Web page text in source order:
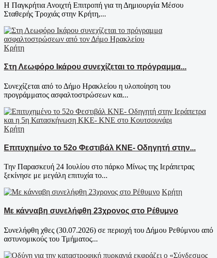
Η Παγκρήτια Ανοιχτή Επιτροπή για τη Δημιουργία Μέσου
Σταθερής Τροχιάς στην Κρήτη,...
Κρήτη
Στη Λεωφόρο Ικάρου συνεχίζεται το πρόγραμμα...
Συνεχίζεται από το Δήμο Ηρακλείου η υλοποίηση του
προγράμματος ασφαλτοστρώσεων και...
Κρήτη
Επιτυχημένο το 52ο Φεστιβάλ ΚΝΕ- Οδηγητή στην...
Την Παρασκευή 24 Ιουλίου στο πάρκο Μίνως της Ιεράπετρας
ξεκίνησε με μεγάλη επιτυχία το...
Κρήτη
Με κάνναβη συνελήφθη 23χρονος στο Ρέθυμνο
Συνελήφθη χθες (30.07.2026) σε περιοχή του Δήμου Ρεθύμνου από
αστυνομικούς του Τμήματος...